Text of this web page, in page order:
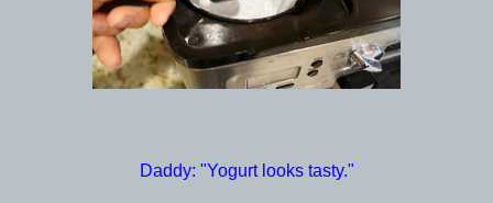
Daddy: "Yogurt looks tasty."